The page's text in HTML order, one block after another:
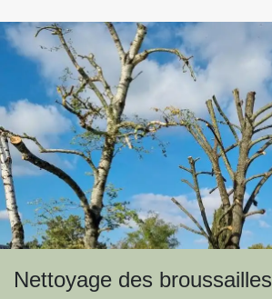
Nettoyage des broussailles